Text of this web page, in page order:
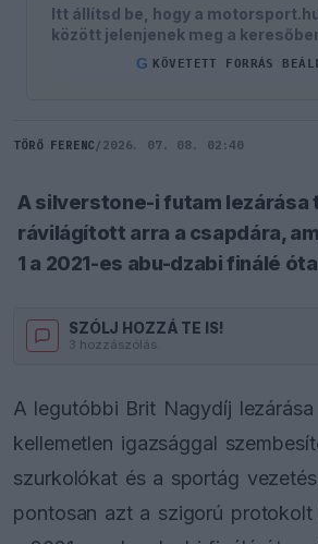
Itt állítsd be, hogy a
között jelenjenek meg a
G KÖVETETT FORRÁS
TÖRŐ FERENC / 2026. 07. 08. 02:40
A silverstone-i futam lezárása
rávilágított arra a csapdára,
1 a 2021-es abu-dzabi finálé
SZÓLJ HOZZÁ TE IS!
3 hozzászólás.
A legutóbbi Brit Nagydíj
kellemetlen igazsággal
szurkolókat és a sportág
pontosan azt a szigorú